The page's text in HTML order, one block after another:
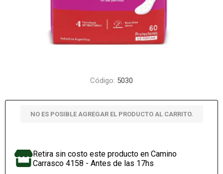
Código: 5030
NO ES POSIBLE AGREGAR EL PRODUCTO AL CARRITO.
Retira sin costo este producto en Camino
Carrasco 4158 - Antes de las 17hs